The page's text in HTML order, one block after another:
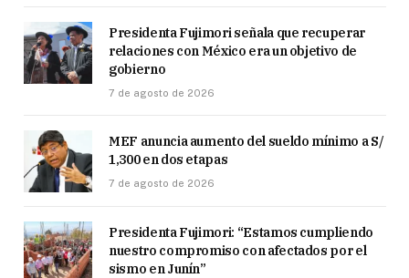
Presidenta Fujimori señala que recuperar
relaciones con México era un objetivo de
gobierno
7 de agosto de 2026
MEF anuncia aumento del sueldo mínimo a S/
1,300 en dos etapas
7 de agosto de 2026
Presidenta Fujimori: “Estamos cumpliendo
nuestro compromiso con afectados por el
sismo en Junín”